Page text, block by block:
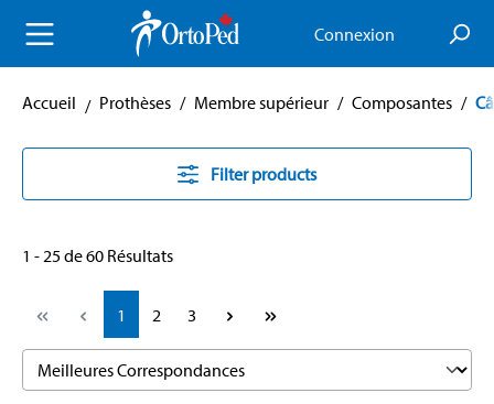
principal Connexion
Accueil Prothèses / Membre supérieur / Composantes /
Filter products
1 - 25 de 60 Résultats
Page
1 Page
2 Page
3